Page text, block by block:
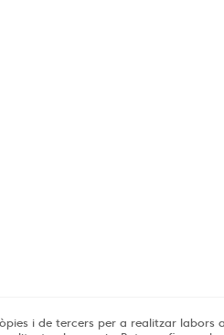
i de tercers per a realitzar labors